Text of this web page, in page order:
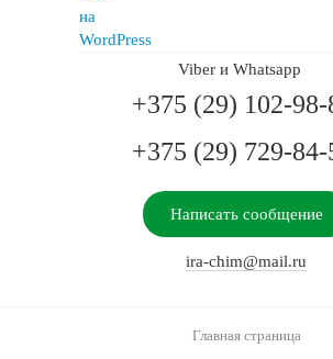
Viber и Whatsapp
+375 (29) 102-98-
+375 (29) 729-84-
Написать сообщение
ira-chim@mail.ru
Главная страница